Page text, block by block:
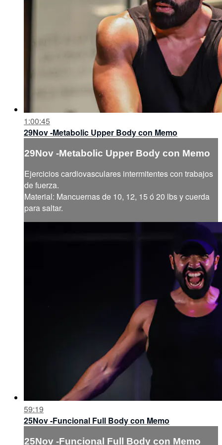
1:00:45
29Nov -Metabolic Upper Body con Memo
29Nov -Metabolic Upper Body con Memo
Ejercicios cardiovasculares intermitentes con trabajos
de fuerza.
Material: Mancuernas de 10, 12, 15 ó 20 lbs y cuerda
para saltar.
59:19
25Nov -Funcional Full Body con Memo
25Nov -Funcional Full Body con Memo